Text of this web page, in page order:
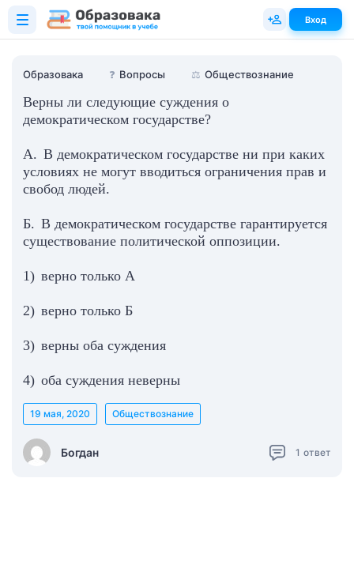
Образовака ❓ Вопросы ⚖️ Обществознание
Верны ли следующие суждения о
демократическом государстве?
А. В демократическом государстве ни при каких
условиях не могут вводиться ограничения прав и
свобод людей.
Б. В демократическом государстве гарантируется
существование политической оппозиции.
1) верно только А
2) верно только Б
3) верны оба суждения
4) оба суждения неверны
Богдан
19 мая, 2020 Обществознание
1 ответ
Вход